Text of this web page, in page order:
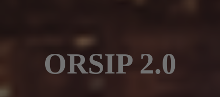
ORSIP 2.0